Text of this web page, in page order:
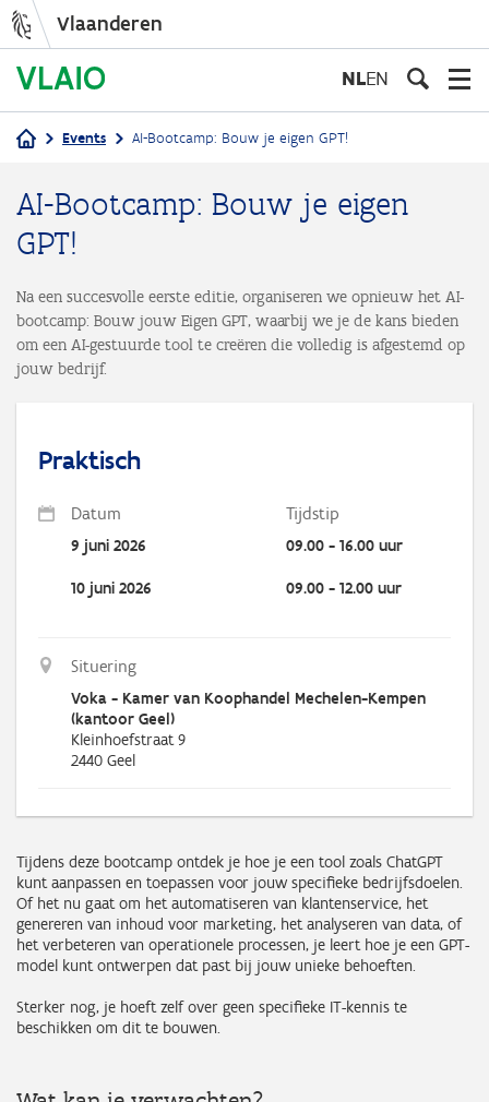
inhoud
Vlaanderen
NLEN
Events AI-Bootcamp: Bouw je eigen GPT!
AI-Bootcamp: Bouw je eigen
GPT!
Na een succesvolle eerste editie, organiseren we opnieuw het AI-
bootcamp: Bouw jouw Eigen GPT, waarbij we je de kans bieden
om een AI-gestuurde tool te creëren die volledig is afgestemd op
jouw bedrijf.
Praktisch
Datum Tijdstip
9 juni 2026 09.00 - 16.00 uur
10 juni 2026 09.00 - 12.00 uur
Situering
Voka - Kamer van Koophandel Mechelen-Kempen
(kantoor Geel)
Kleinhoefstraat 9
2440 Geel
Tijdens deze bootcamp ontdek je hoe je een tool zoals ChatGPT
kunt aanpassen en toepassen voor jouw specifieke bedrijfsdoelen.
Of het nu gaat om het automatiseren van klantenservice, het
genereren van inhoud voor marketing, het analyseren van data, of
het verbeteren van operationele processen, je leert hoe je een GPT-
model kunt ontwerpen dat past bij jouw unieke behoeften.
Sterker nog, je hoeft zelf over geen specifieke IT-kennis te
beschikken om dit te bouwen.